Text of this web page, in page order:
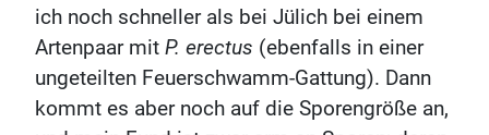
ich noch schneller als bei Jülich bei einem
Artenpaar mit P. erectus (ebenfalls in einer
ungeteilten Feuerschwamm-Gattung). Dann
kommt es aber noch auf die Sporengröße an,